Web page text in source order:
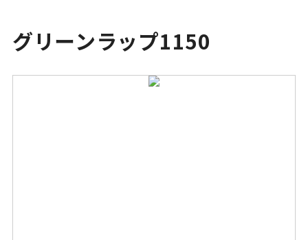
グリーンラップ1150